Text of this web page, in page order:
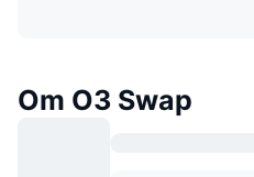
Om O3 Swap